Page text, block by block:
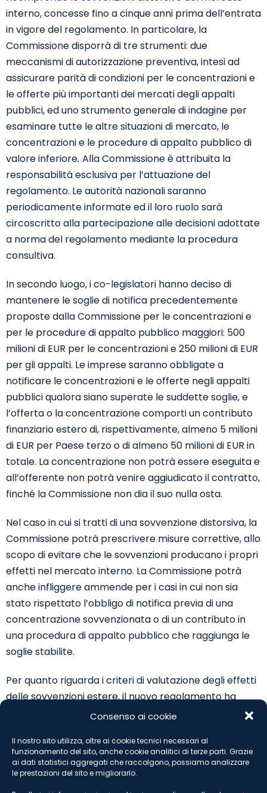
Consenso ai cookie
Il nostro sito utilizza, oltre ai cookie tecnici necessari al
funzionamento del sito, anche cookie analitici di terze parti. Grazie
ai dati statistici aggregati che raccolgono, possiamo analizzare
le prestazioni del sito e migliorarlo.
interno, concesse fino a cinque anni prima dell’entrata
in vigore del regolamento. In particolare, la
Commissione disporrà di tre strumenti: due
meccanismi di autorizzazione preventiva, intesi ad
assicurare parità di condizioni per le concentrazioni e
le offerte più importanti dei mercati degli appalti
pubblici, ed uno strumento generale di indagine per
esaminare tutte le altre situazioni di mercato, le
concentrazioni e le procedure di appalto pubblico di
valore inferiore. Alla Commissione è attribuita la
responsabilità esclusiva per l’attuazione del
regolamento. Le autorità nazionali saranno
periodicamente informate ed il loro ruolo sarà
circoscritto alla partecipazione alle decisioni adottate
a norma del regolamento mediante la procedura
consultiva.
In secondo luogo, i co-legislatori hanno deciso di
mantenere le soglie di notifica precedentemente
proposte dalla Commissione per le concentrazioni e
per le procedure di appalto pubblico maggiori: 500
milioni di EUR per le concentrazioni e 250 milioni di EUR
per gli appalti. Le imprese saranno obbligate a
notificare le concentrazioni e le offerte negli appalti
pubblici qualora siano superate le suddette soglie, e
l’offerta o la concentrazione comporti un contributo
finanziario estero di, rispettivamente, almeno 5 milioni
di EUR per Paese terzo o di almeno 50 milioni di EUR in
totale. La concentrazione non potrà essere eseguita e
all’offerente non potrà venire aggiudicato il contratto,
finché la Commissione non dia il suo nulla osta.
Nel caso in cui si tratti di una sovvenzione distorsiva, la
Commissione potrà prescrivere misure correttive, allo
scopo di evitare che le sovvenzioni producano i propri
effetti nel mercato interno. La Commissione potrà
anche infliggere ammende per i casi in cui non sia
stato rispettato l’obbligo di notifica previa di una
concentrazione sovvenzionata o di un contributo in
una procedura di appalto pubblico che raggiunga le
soglie stabilite.
Per quanto riguarda i criteri di valutazione degli effetti
delle sovvenzioni estere, il nuovo regolamento ha
seguito il modello della normativa sul controllo degli
una sovvenzione estera e di una distorsione della
concorrenza, la Commissione sarà chiamata ad
effettuare una valutazione comparativa raffrontando